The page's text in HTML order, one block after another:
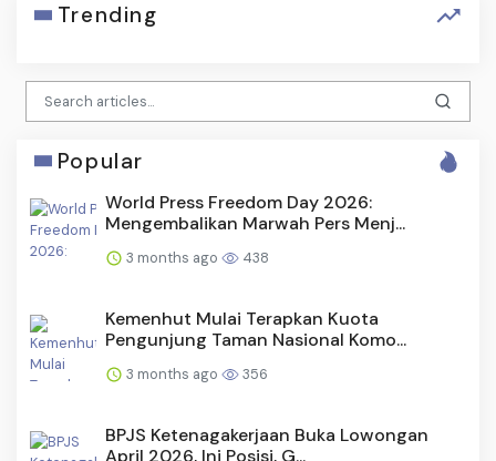
Trending
Popular
World Press Freedom Day 2026:
Mengembalikan Marwah Pers Menj...
3 months ago 438
Kemenhut Mulai Terapkan Kuota
Pengunjung Taman Nasional Komo...
3 months ago 356
BPJS Ketenagakerjaan Buka Lowongan
April 2026, Ini Posisi, G...